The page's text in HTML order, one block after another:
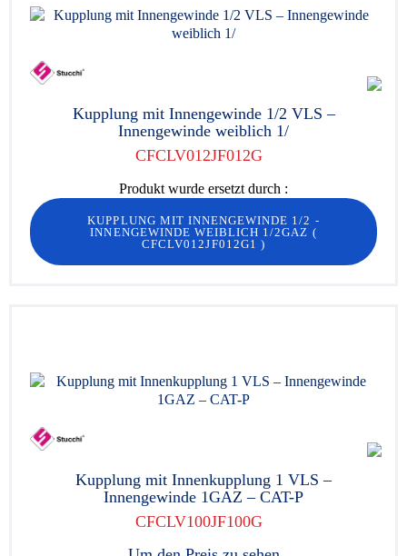
Kupplung mit Innengewinde 1/2 VLS –
Innengewinde weiblich 1/
CFCLV012JF012G
Produkt wurde ersetzt durch :
KUPPLUNG MIT INNENGEWINDE 1/2 -
INNENGEWINDE WEIBLICH 1/2GAZ (
CFCLV012JF012G1 )
Kupplung mit Innenkupplung 1 VLS –
Innengewinde 1GAZ – CAT-P
CFCLV100JF100G